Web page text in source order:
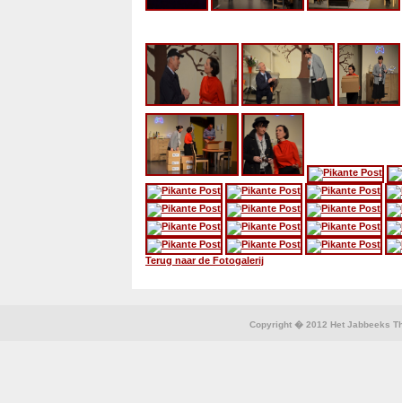
Terug naar de Fotogalerij
Copyright � 2012 Het Jabbeeks